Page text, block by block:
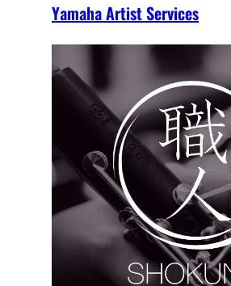
Yamaha Artist Services